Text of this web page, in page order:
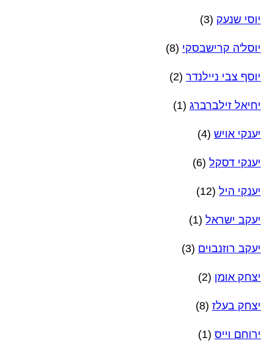
יוסי שנעק (3)
יוסל'ה קרישבסקי (8)
יוסף צבי ניילנדר (2)
יחיאל זילברברג (1)
יענקי אויש (4)
יענקי דסקל (6)
יענקי היל (12)
יעקב ישראל (1)
יעקב רוזנבוים (3)
יצחק אומן (2)
יצחק בעלז (8)
ירוחם וייס (1)